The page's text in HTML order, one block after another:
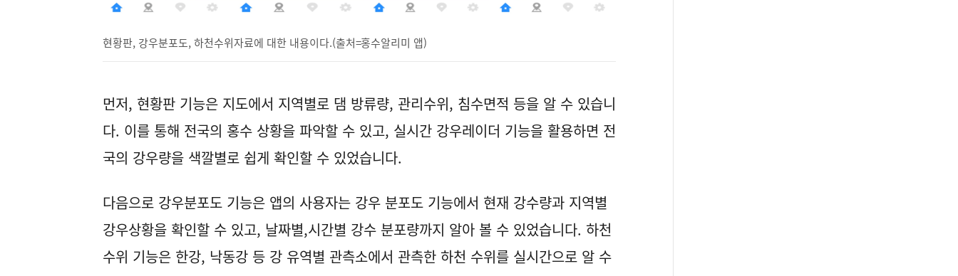
현황판, 강우분포도, 하천수위자료에 대한 내용이다.(출처=홍수알리미 앱)
먼저, 현황판 기능은 지도에서 지역별로 댐 방류량, 관리수위, 침수면적 등을 알 수 있습니
다. 이를 통해 전국의 홍수 상황을 파악할 수 있고, 실시간 강우레이더 기능을 활용하면 전
국의 강우량을 색깔별로 쉽게 확인할 수 있었습니다.
다음으로 강우분포도 기능은 앱의 사용자는 강우 분포도 기능에서 현재 강수량과 지역별
강우상황을 확인할 수 있고, 날짜별,시간별 강수 분포량까지 알아 볼 수 있었습니다. 하천
수위 기능은 한강, 낙동강 등 강 유역별 관측소에서 관측한 하천 수위를 실시간으로 알 수